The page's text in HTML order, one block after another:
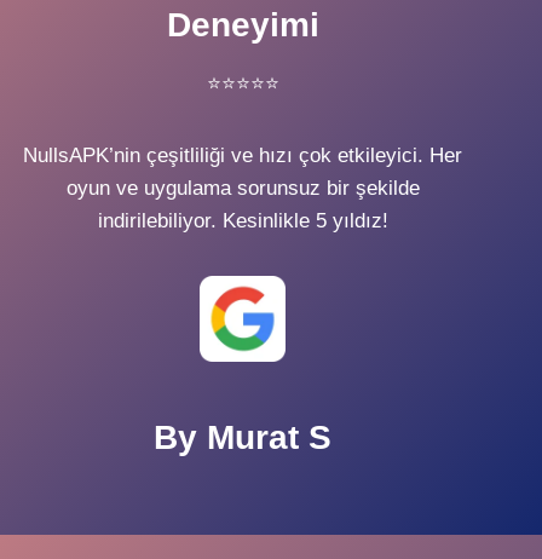
Deneyimi
⭐⭐⭐⭐⭐
NullsAPK’nin çeşitliliği ve hızı çok etkileyici. Her
oyun ve uygulama sorunsuz bir şekilde
indirilebiliyor. Kesinlikle 5 yıldız!
By Murat S